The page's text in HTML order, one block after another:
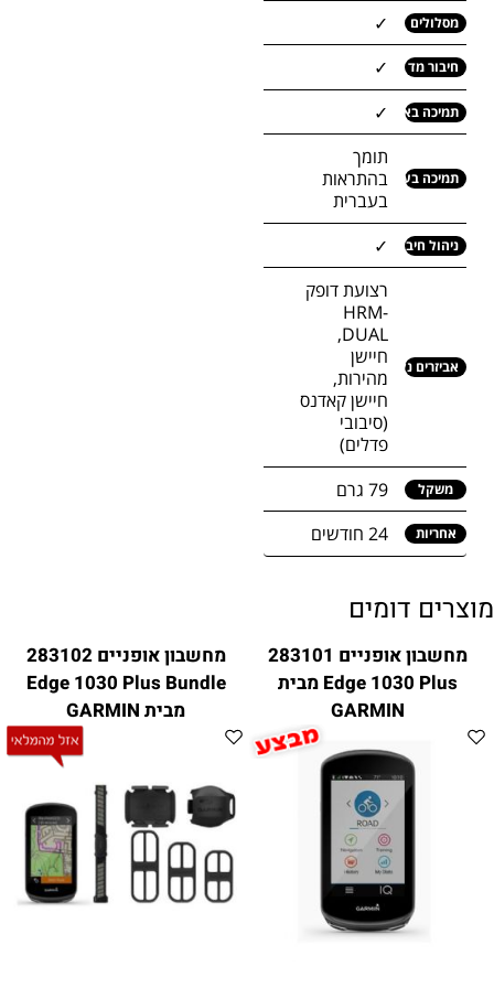
מסלולים ✓
חיבור מד וואטים
✓
תמיכה באייפון / אנדרואיד
✓
תמיכה בעברית
תומך
בהתראות
בעברית
ניהול חיבור VARIA ✓
אביזרים נלווים בערכה
רצועת דופק
HRM-
DUAL,
חיישן
מהירות,
חיישן קאדנס
(סיבובי
פדלים)
משקל 79 גרם
אחריות 24 חודשים
מוצרים דומים
מחשבון אופניים 283101
Edge 1030 Plus מבית
GARMIN
מחשבון אופניים 283102
Edge 1030 Plus Bundle
מבית GARMIN